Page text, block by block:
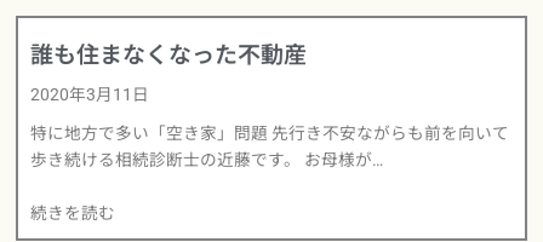
誰も住まなくなった不動産
2020年3月11日
特に地方で多い「空き家」問題 先行き不安ながらも前を向いて
歩き続ける相続診断士の近藤です。 お母様が…
続きを読む